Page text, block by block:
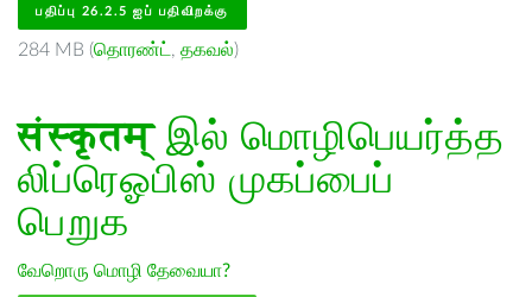
பதிப்பு 26.2.5 ஐப் பதிவிறக்கு
284 MB (தொரண்ட் , தகவல்)
संस्कृतम्இல் மொழிபெயர்த்த
லிப்ரெஓபிஸ் முகப்பைப்
பெறுக
வேறொரு மொழி தேவையா?